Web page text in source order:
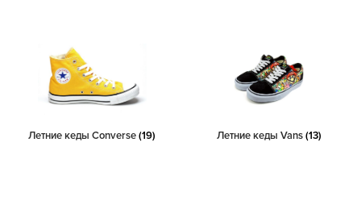
Летние кеды Converse(19) Летние кеды Vans(13)